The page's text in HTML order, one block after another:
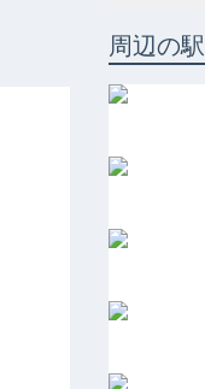
周辺の駅